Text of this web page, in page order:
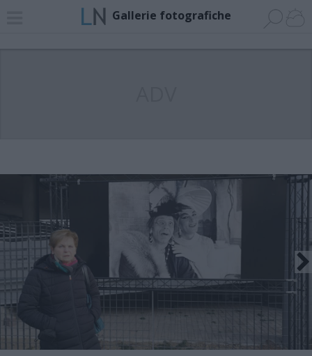
Gallerie fotografiche